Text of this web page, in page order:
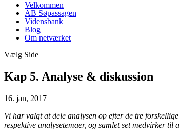
Velkommen
AB Søpassagen
Vidensbank
Blog
Om netværket
Vælg Side
Kap 5. Analyse & diskussion
16. jan, 2017
Vi har valgt at dele analysen op efter de tre
respektive analysetemaer, og samlet set medvirker til